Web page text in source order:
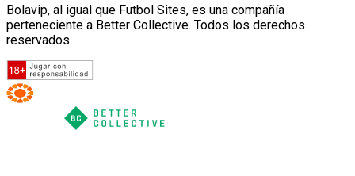
Bolavip, al igual que Futbol Sites, es una compañía
perteneciente a Better Collective. Todos los derechos
reservados